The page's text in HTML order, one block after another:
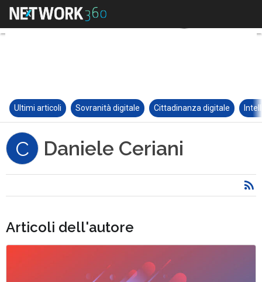
Ultimi articoli Sovranità digitale Cittadinanza digitale
C Daniele Ceriani
Articoli dell'autore